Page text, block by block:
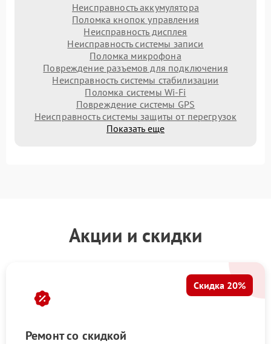
Неисправность аккумулятора
Поломка кнопок управления
Неисправность дисплея
Неисправность системы записи
Поломка микрофона
Повреждение разъемов для подключения
Неисправность системы стабилизации
Поломка системы Wi-Fi
Повреждение системы GPS
Неисправность системы защиты от перегрузок
Показать еще
Акции и скидки
Ремонт со скидкой
Скидка 20%